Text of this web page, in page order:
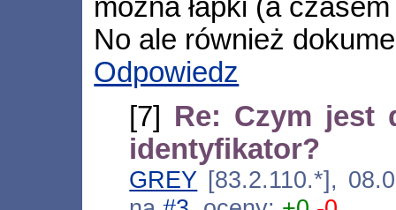
można łapki (a
No ale również
Odpowiedz
[7] Re: Czym jest
identyfikator?
GREY [83.2.110.*],